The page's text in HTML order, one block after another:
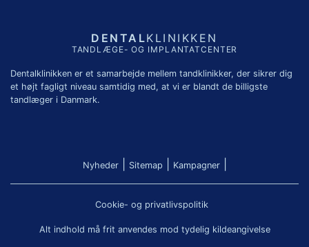
DENTALKLINIKKEN
TANDLÆGE- OG IMPLANTATCENTER
Dentalklinikken er et samarbejde mellem tandklinikker, der sikrer dig
et højt fagligt niveau samtidig med, at vi er blandt de billigste
tandlæger i Danmark.
Nyheder| Sitemap Kampagner|
Cookie- og privatlivspolitik
Alt indhold må frit anvendes mod tydelig kildeangivelse